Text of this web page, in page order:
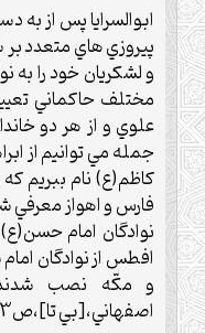
ابوالسرايا پس از به
پيروزي هاي متعدد
و لشکريان خود را به
مختلف حاکماني
علوي و از هر دو
جمله مي توانيم از
کاظم(ع) نام ببريم که
فارس و اهواز
نوادگان امام
افطس از نوادگان
اصفهاني،[بي تا]،ص533).